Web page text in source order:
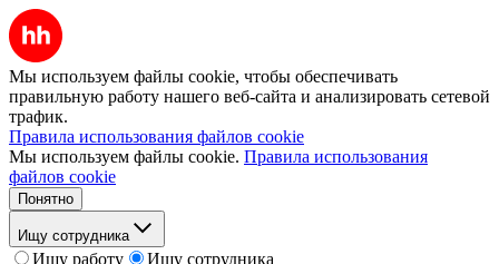
Мы используем файлы cookie, чтобы обеспечивать
правильную работу нашего веб-сайта и анализировать сетевой
трафик.
Правила использования файлов cookie
Мы используем файлы cookie. Правила использования
файлов cookie
Понятно
Ищу сотрудника
Ищу работу
Ищу сотрудника